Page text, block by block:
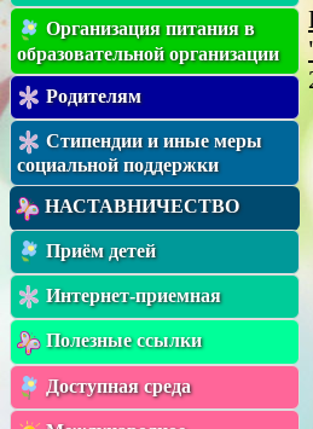
Организация питания в
образовательной организации
Родителям
Стипендии и иные меры
социальной поддержки
НАСТАВНИЧЕСТВО
Приём детей
Интернет-приемная
Полезные ссылки
Доступная среда